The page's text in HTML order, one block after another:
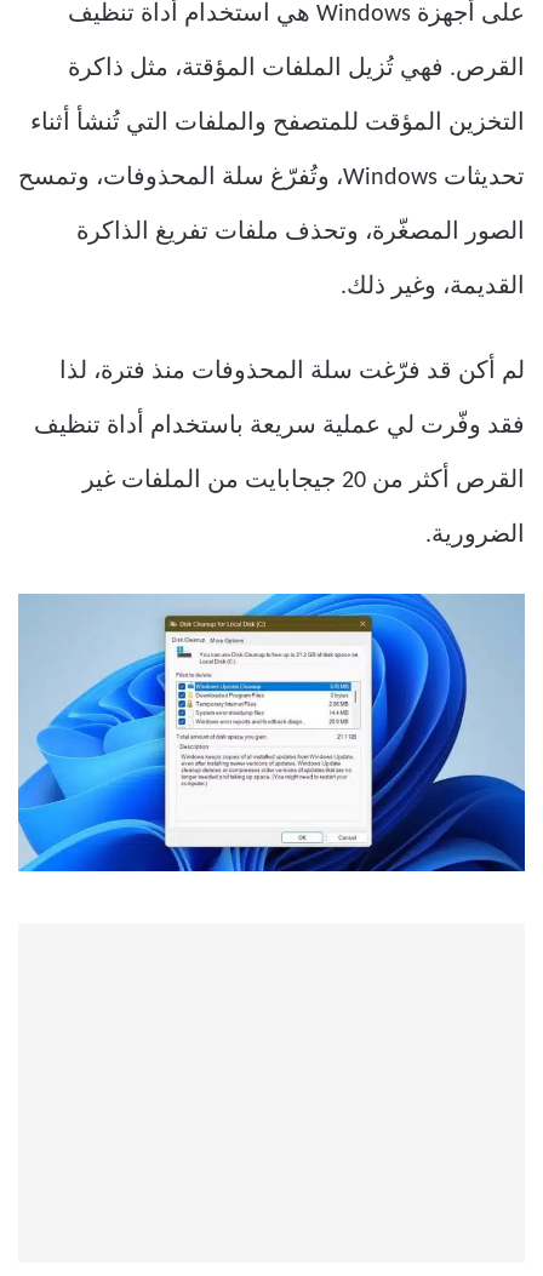
على أجهزة Windows هي استخدام أداة تنظيف
القرص. فهي تُزيل الملفات المؤقتة، مثل ذاكرة
التخزين المؤقت للمتصفح والملفات التي تُنشأ أثناء
تحديثات Windows، وتُفرّغ سلة المحذوفات، وتمسح
الصور المصغّرة، وتحذف ملفات تفريغ الذاكرة
القديمة، وغير ذلك.
لم أكن قد فرّغت سلة المحذوفات منذ فترة، لذا
فقد وفّرت لي عملية سريعة باستخدام أداة تنظيف
القرص أكثر من 20 جيجابايت من الملفات غير
الضرورية.